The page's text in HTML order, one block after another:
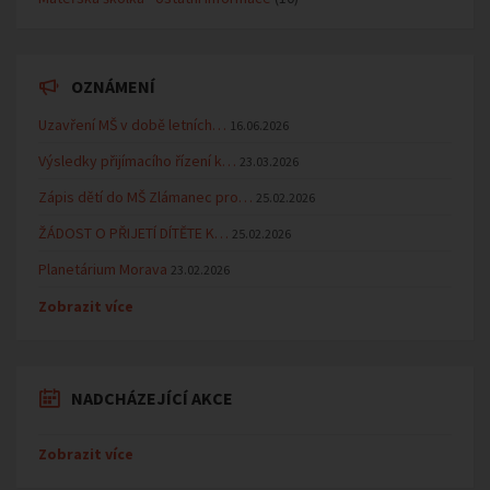
OZNÁMENÍ
Uzavření MŠ v době letních… 16.06.2026
Výsledky přijímacího řízení k… 23.03.2026
Zápis dětí do MŠ Zlámanec pro… 25.02.2026
ŽÁDOST O PŘIJETÍ DÍTĚTE K… 25.02.2026
Planetárium Morava 23.02.2026
Zobrazit více
NADCHÁZEJÍCÍ AKCE
Zobrazit více